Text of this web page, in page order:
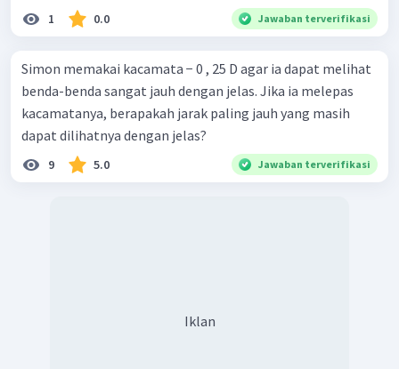
1 0.0 Jawaban terverifikasi
Simon memakai kacamata − 0 , 25 D agar ia dapat melihat
benda-benda sangat jauh dengan jelas. Jika ia melepas
kacamatanya, berapakah jarak paling jauh yang masih
dapat dilihatnya dengan jelas?
9 5.0 Jawaban terverifikasi
Iklan